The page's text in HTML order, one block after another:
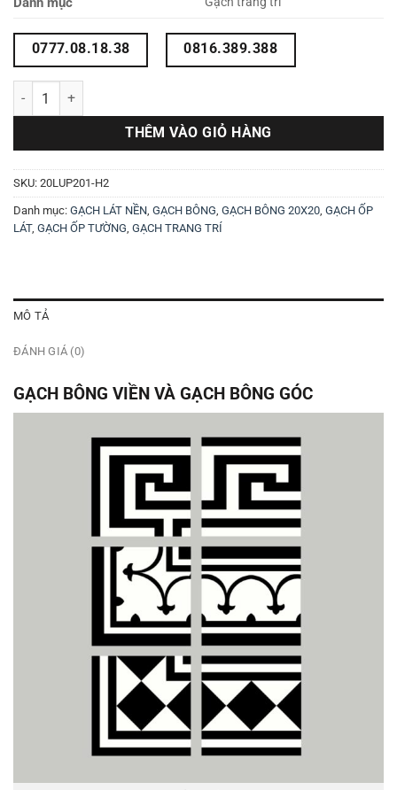
0777.08.18.38 0816.389.388
Gạch bông 20x20 20LUP201-H2 số lượng
THÊM VÀO GIỎ HÀNG
SKU: 20LUP201-H2
Danh mục: GẠCH LÁT NỀN, GẠCH BÔNG, GẠCH BÔNG 20X20, GẠCH ỐP
LÁT, GẠCH ỐP TƯỜNG, GẠCH TRANG TRÍ
MÔ TẢ
ĐÁNH GIÁ (0)
GẠCH BÔNG VIỀN VÀ GẠCH BÔNG GÓC